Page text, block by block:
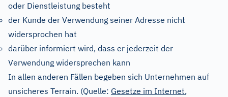
oder Dienstleistung besteht
der Kunde der Verwendung seiner Adresse nicht
widersprochen hat
darüber informiert wird, dass er jederzeit der
Verwendung widersprechen kann
In allen anderen Fällen begeben sich Unternehmen auf
unsicheres Terrain. (Quelle: Gesetze im Internet,